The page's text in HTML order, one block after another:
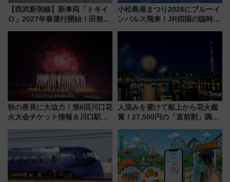
【西武新宿線】新車両「トキイ
ロ」2027年春運行開始！田無・
小松島港まつり2026にブルーイ
ンパルス飛来！JR四国の臨時ダ
秋の夜長に大迫力！第6回川口花
火大会チケット情報＆川口駅か
人混みを避けて船上から花火鑑
賞！27,500円の「直前割」隅田
メも持ち込みOK